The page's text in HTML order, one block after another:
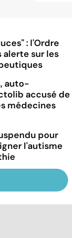
: l'Ordre
alerte sur les
auto-
accusé de
médecines
pour
l'autisme